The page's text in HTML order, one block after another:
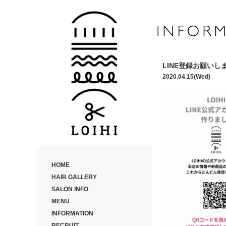
HOME
HAIR GALLERY
SALON INFO
MENU
INFORMATION
LINE登録お願いし
2020.04.15(Wed)